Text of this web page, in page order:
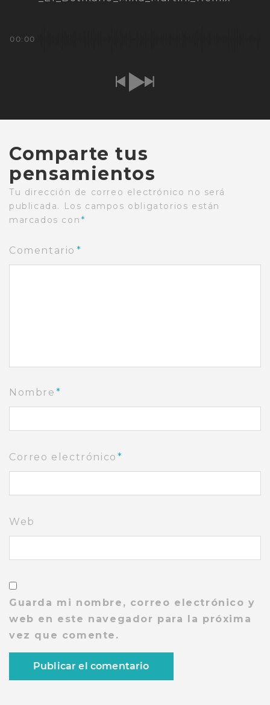
00:00
Comparte tus
pensamientos
Tu dirección de correo electrónico no será
publicada.
Los campos obligatorios están
marcados con*
Comentario*
Nombre*
Correo electrónico*
Web
Guarda mi nombre, correo electrónico y
web en este navegador para la próxima
vez que comente.